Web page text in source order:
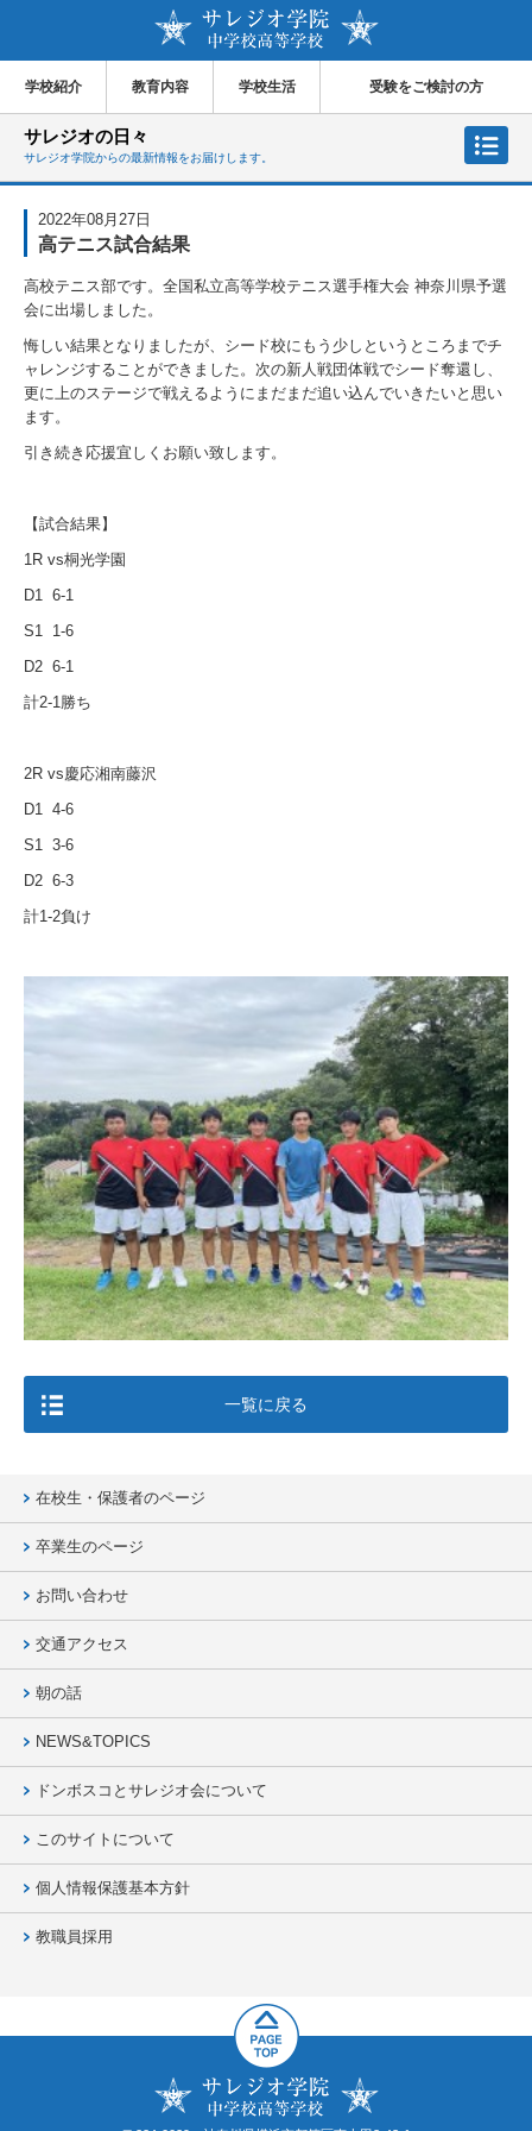
学校紹介 教育内容 学校生活 受験をご検討の方
サレジオの日々
サレジオ学院からの最新情報をお届けします。
2022年08月27日
高テニス試合結果
高校テニス部です。全国私立高等学校テニス選手権大会 神奈川県予選
会に出場しました。
悔しい結果となりましたが、シード校にもう少しというところまでチ
ャレンジすることができました。次の新人戦団体戦でシード奪還し、
更に上のステージで戦えるようにまだまだ追い込んでいきたいと思い
ます。
引き続き応援宜しくお願い致します。
【試合結果】
1R vs桐光学園
D1 6-1
S1 1-6
D2 6-1
計2-1勝ち
2R vs慶応湘南藤沢
D1 4-6
S1 3-6
D2 6-3
計1-2負け
一覧に戻る
在校生・保護者のページ
卒業生のページ
お問い合わせ
交通アクセス
朝の話
NEWS&TOPICS
ドンボスコとサレジオ会について
このサイトについて
個人情報保護基本方針
教職員採用